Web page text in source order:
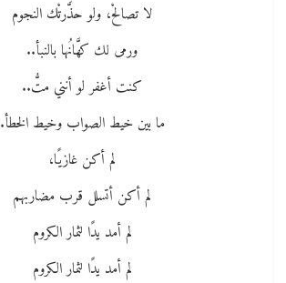
لا تصالحْ، ولو حذَّرتْك النجوم
ورمى لك كهَّانُها بالنبأ..
كنت أغفر لو أنني متُّ..
ما بين خيط الصواب وخيط الخطأ.
لم أكن غازيًا،
لم أكن أتسلل قرب مضاربهم
لم أمد يدًا لثمار الكروم
لم أمد يدًا لثمار الكروم